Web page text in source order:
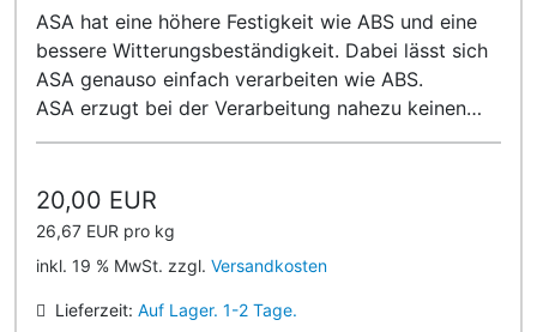
ASA hat eine höhere Festigkeit wie ABS und eine
bessere Witterungsbeständigkeit. Dabei lässt sich
ASA genauso einfach verarbeiten wie ABS.
ASA erzugt bei der Verarbeitung nahezu keinen
Geruch!
20,00 EUR
26,67 EUR pro kg
inkl. 19 % MwSt. zzgl. Versandkosten
Lieferzeit: Auf Lager. 1-2 Tage.